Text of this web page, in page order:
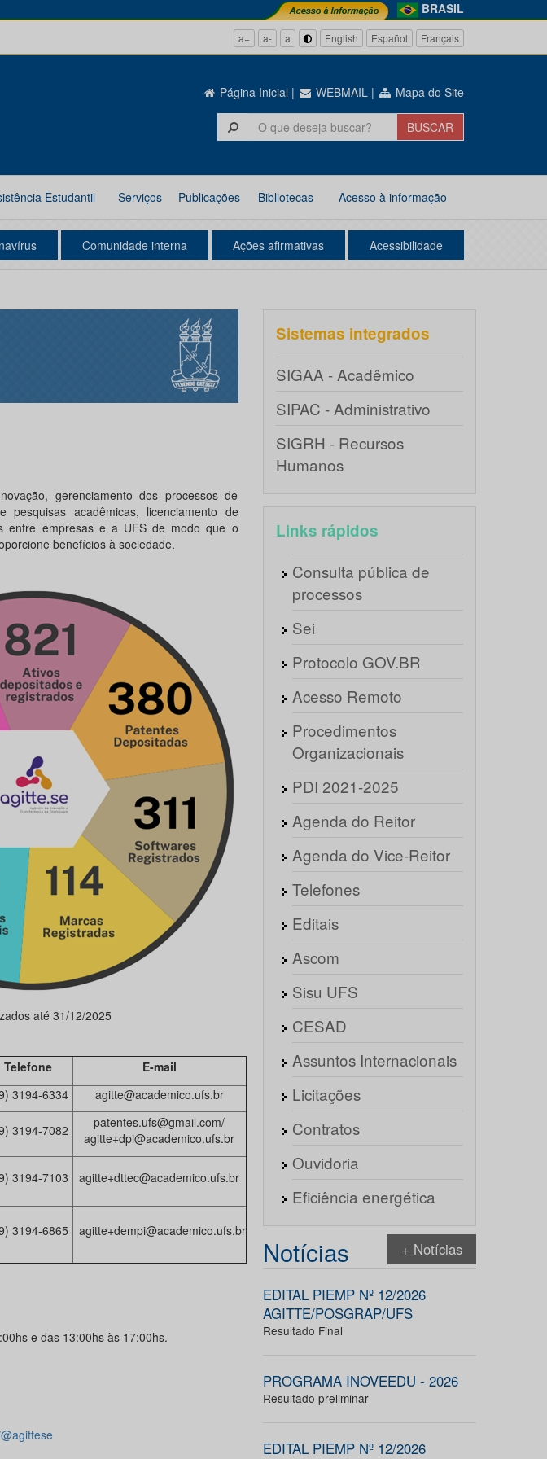
BRASIL
a+ a- a English Español Français
Página Inicial | WEBMAIL | Mapa do Site
Estudantil Serviços Publicações Bibliotecas Acesso à informação
Comunidade interna Ações afirmativas Acessibilidade
gerenciamento dos processos de
pesquisas acadêmicas, licenciamento de
entre empresas e a UFS de modo que o
benefícios à sociedade.
até 31/12/2025
Telefone
E-mail
3194-6334
agitte@academico.ufs.br
3194-7082
patentes.ufs@gmail.com/
agitte+dpi@academico.ufs.br
3194-7103 agitte+dttec@academico.ufs.br
3194-6865 agitte+dempi@academico.ufs.br
e das 13:00hs às 17:00hs.
Sistemas integrados
SIGAA - Acadêmico
SIPAC - Administrativo
SIGRH - Recursos
Humanos
Links rápidos
Consulta pública de
processos
Sei
Protocolo GOV.BR
Acesso Remoto
Procedimentos
Organizacionais
PDI 2021-2025
Agenda do Reitor
Agenda do Vice-Reitor
Telefones
Editais
Ascom
Sisu UFS
CESAD
Assuntos Internacionais
Licitações
Contratos
Ouvidoria
Eficiência energética
Notícias + Notícias
EDITAL PIEMP Nº 12/2026
AGITTE/POSGRAP/UFS
Resultado Final
PROGRAMA INOVEEDU - 2026
Resultado preliminar
EDITAL PIEMP Nº 12/2026